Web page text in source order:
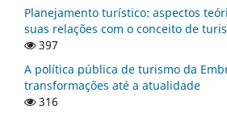
Planejamento turístico: aspectos
suas relações com o conceito de
397
A política pública de turismo da
transformações até a atualidade
316